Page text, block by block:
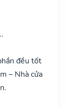
đều tốt
– Nhà cửa